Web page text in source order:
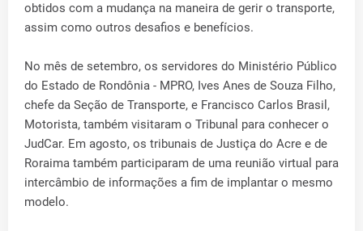
obtidos com a mudança na maneira de gerir o transporte,
assim como outros desafios e benefícios.
No mês de setembro, os servidores do Ministério Público
do Estado de Rondônia - MPRO, Ives Anes de Souza Filho,
chefe da Seção de Transporte, e Francisco Carlos Brasil,
Motorista, também visitaram o Tribunal para conhecer o
JudCar. Em agosto, os tribunais de Justiça do Acre e de
Roraima também participaram de uma reunião virtual para
intercâmbio de informações a fim de implantar o mesmo
modelo.